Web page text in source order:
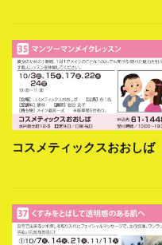
コスメティックスおおしば